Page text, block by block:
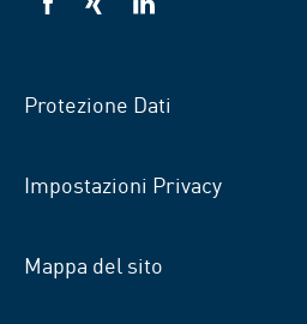
VSB
VSB
VSB
Protezione Dati
Impostazioni Privacy
Mappa del sito